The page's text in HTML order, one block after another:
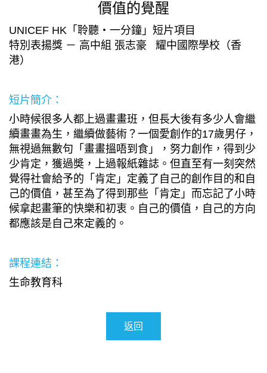
價值的覺醒
UNICEF HK「聆聽・一分鐘」短片項目
特別表揚獎 － 高中組 張志豪 耀中國際學校（香
港）
短片簡介：
小時候很多人都上過畫畫班，但長大後有多少人會繼
續畫畫為生，繼續做藝術？一個愛創作的17歲男仔，
無視過無數句「畫畫搵唔到食」，努力創作，得到少
少肯定，獲過奬，上過報紙雜誌。但直至有一刻突然
覺得社會給予的「肯定」定義了自己的創作目的和自
己的價值，甚至為了得到那些「肯定」而忘記了小時
候拿起畫筆的快樂和初衷。自己的價值，自己的方向
都應該是自己來定義的。
課程連結：
生命教育科
返回